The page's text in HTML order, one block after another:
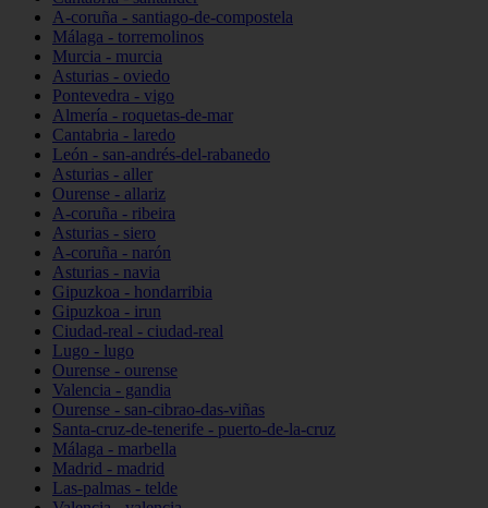
A-coruña - santiago-de-compostela
Málaga - torremolinos
Murcia - murcia
Asturias - oviedo
Pontevedra - vigo
Almería - roquetas-de-mar
Cantabria - laredo
León - san-andrés-del-rabanedo
Asturias - aller
Ourense - allariz
A-coruña - ribeira
Asturias - siero
A-coruña - narón
Asturias - navia
Gipuzkoa - hondarribia
Gipuzkoa - irun
Ciudad-real - ciudad-real
Lugo - lugo
Ourense - ourense
Valencia - gandia
Ourense - san-cibrao-das-viñas
Santa-cruz-de-tenerife - puerto-de-la-cruz
Málaga - marbella
Madrid - madrid
Las-palmas - telde